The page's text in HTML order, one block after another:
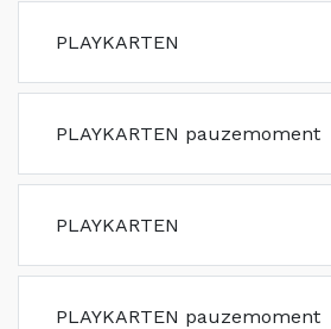
PLAYKARTEN
PLAYKARTEN pauzemoment
PLAYKARTEN
PLAYKARTEN pauzemoment